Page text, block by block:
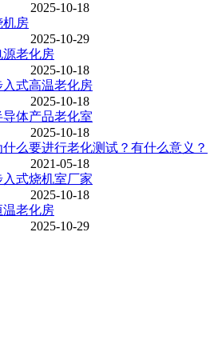
2025-10-18
机房
2025-10-29
源老化房
2025-10-18
入式高温老化房
2025-10-18
导体产品老化室
2025-10-18
什么要进行老化测试？有什么意义？
2021-05-18
入式烧机室厂家
2025-10-18
温老化房
2025-10-29